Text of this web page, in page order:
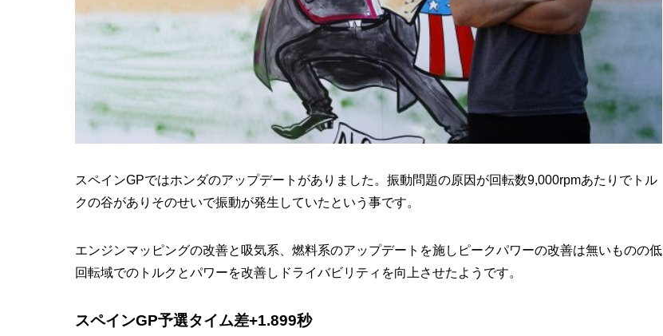
スペインGPではホンダのアップデートがありました。振動問題の原因が回転数9,000rpmあたりでトル
クの谷がありそのせいで振動が発生していたという事です。
エンジンマッピングの改善と吸気系、燃料系のアップデートを施しピークパワーの改善は無いものの低
回転域でのトルクとパワーを改善しドライバビリティを向上させたようです。
スペインGP予選タイム差+1.899秒